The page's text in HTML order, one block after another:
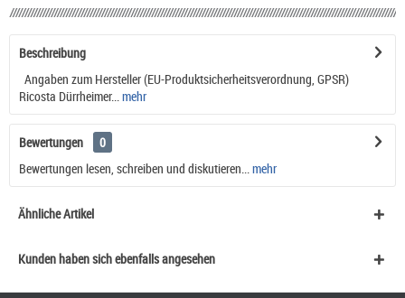
Beschreibung
Angaben zum Hersteller (EU-Produktsicherheitsverordnung, GPSR)
Ricosta Dürrheimer... mehr
Bewertungen
0
Bewertungen lesen, schreiben und diskutieren...
mehr
Ähnliche Artikel
Kunden haben sich ebenfalls angesehen